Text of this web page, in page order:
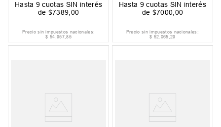
Hasta 9 cuotas SIN interés
de $7389,00
Precio sin impuestos nacionales:
$ 54.957,85
Hasta 9cuotas SIN interés
de $7000,00
Precio sin impuestos nacionales:
$ 52.065,29